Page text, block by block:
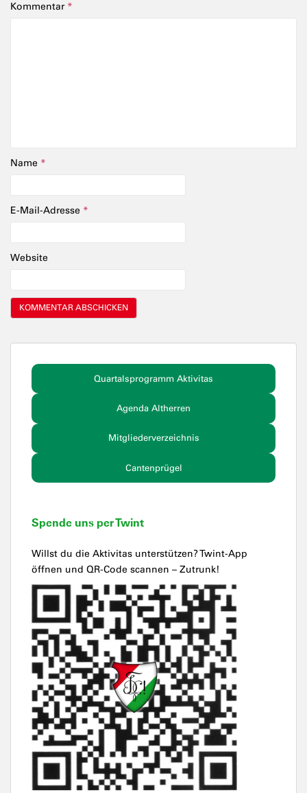
Kommentar *
Name *
E-Mail-Adresse *
Website
Quartalsprogramm Aktivitas
Agenda Altherren
Mitgliederverzeichnis
Cantenprügel
Spende uns per Twint
Willst du die Aktivitas unterstützen? Twint-App
öffnen und QR-Code scannen – Zutrunk!